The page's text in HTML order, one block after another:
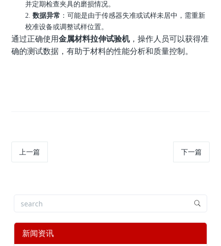
并定期检查夹具的磨损情况。
2.数据异常 ：可能是由于传感器失准或试样未居中，需重新
校准设备或调整试样位置。
通过正确使用金属材料拉伸试验机，操作人员可以获得准
确的测试数据，有助于材料的性能分析和质量控制。
上一篇 下一篇
新闻资讯